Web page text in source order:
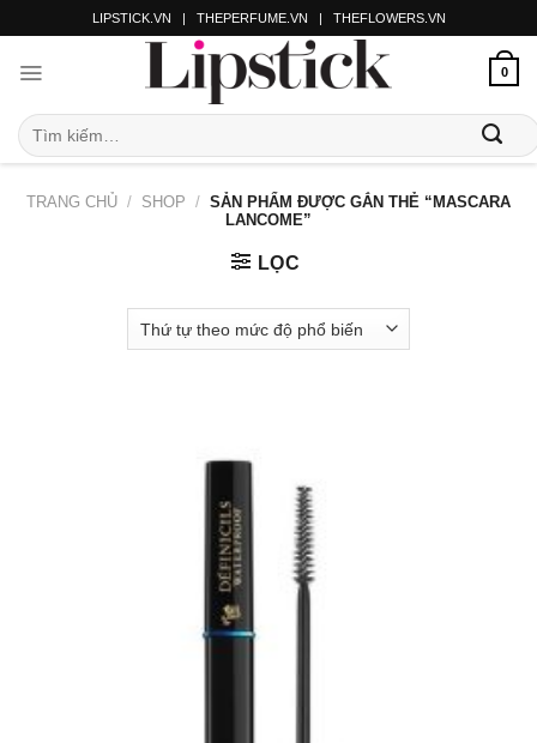
LIPSTICK.VN | THEPERFUME.VN | THEFLOWERS.VN
0
TRANG CHỦ / SHOP / SẢN PHẨM ĐƯỢC GẮN THẺ “MASCARA
LANCOME”
LỌC